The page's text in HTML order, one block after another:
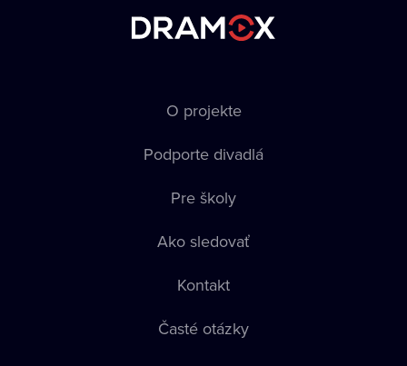
O projekte
Podporte divadlá
Pre školy
Ako sledovať
Kontakt
Časté otázky